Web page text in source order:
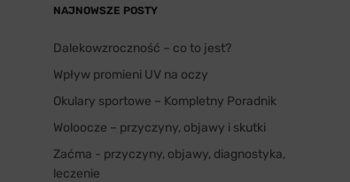
NAJNOWSZE POSTY
Dalekowzroczność – co to jest?
Wpływ promieni UV na oczy
Okulary sportowe – Kompletny Poradnik
Woloocze – przyczyny, objawy i skutki
Zaćma - przyczyny, objawy, diagnostyka,
leczenie